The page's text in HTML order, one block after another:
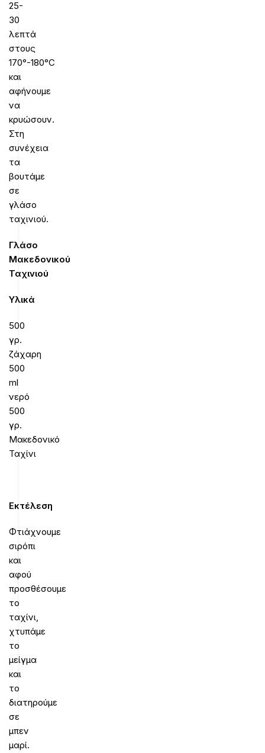
25-
30
λεπτά
στους
170°-180°C
και
αφήνουμε
να
κρυώσουν.
Στη
συνέχεια
τα
βουτάμε
σε
γλάσο
ταχινιού.
Γλάσο
Μακεδονικού
Ταχινιού
Υλικά
500
γρ.
ζάχαρη
500
ml
νερό
500
γρ.
Μακεδονικό
Ταχίνι
Εκτέλεση
Φτιάχνουμε
σιρόπι
και
αφού
προσθέσουμε
το
ταχίνι,
χτυπάμε
το
μείγμα
και
το
διατηρούμε
σε
μπεν
μαρί.